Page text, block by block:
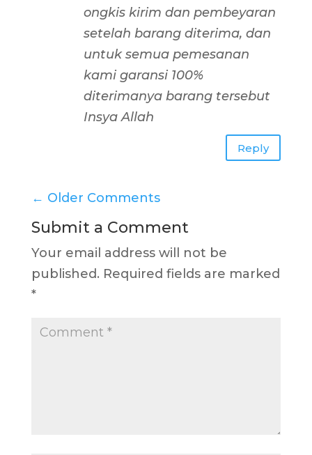
ongkis kirim dan pembeyaran
setelah barang diterima, dan
untuk semua pemesanan
kami garansi 100%
diterimanya barang tersebut
Insya Allah
Reply
← Older Comments
Submit a Comment
Your email address will not be
published. Required fields are marked
*